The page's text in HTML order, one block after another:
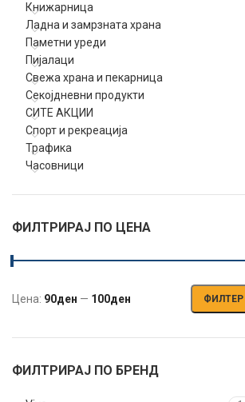
Книжарница
Ладна и замрзната храна
Паметни уреди
Пијалаци
Свежа храна и пекарница
Секојдневни продукти
СИТЕ АКЦИИ
Спорт и рекреација
Трафика
Часовници
ФИЛТРИРАЈ ПО ЦЕНА
Мин.
Макс.
ФИЛТЕР
Цена: 90ден — 100ден
ФИЛТРИРАЈ ПО БРЕНД